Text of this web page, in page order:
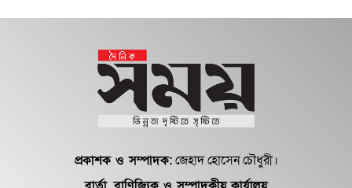
এভাবে চলতে থাকলে কিয়ামত পর্যন্ত
শতভাগ ঐকমত্য হবে ন...
প্রকাশক ও সম্পাদক:জেহাদ হোসেন চৌধুরী।